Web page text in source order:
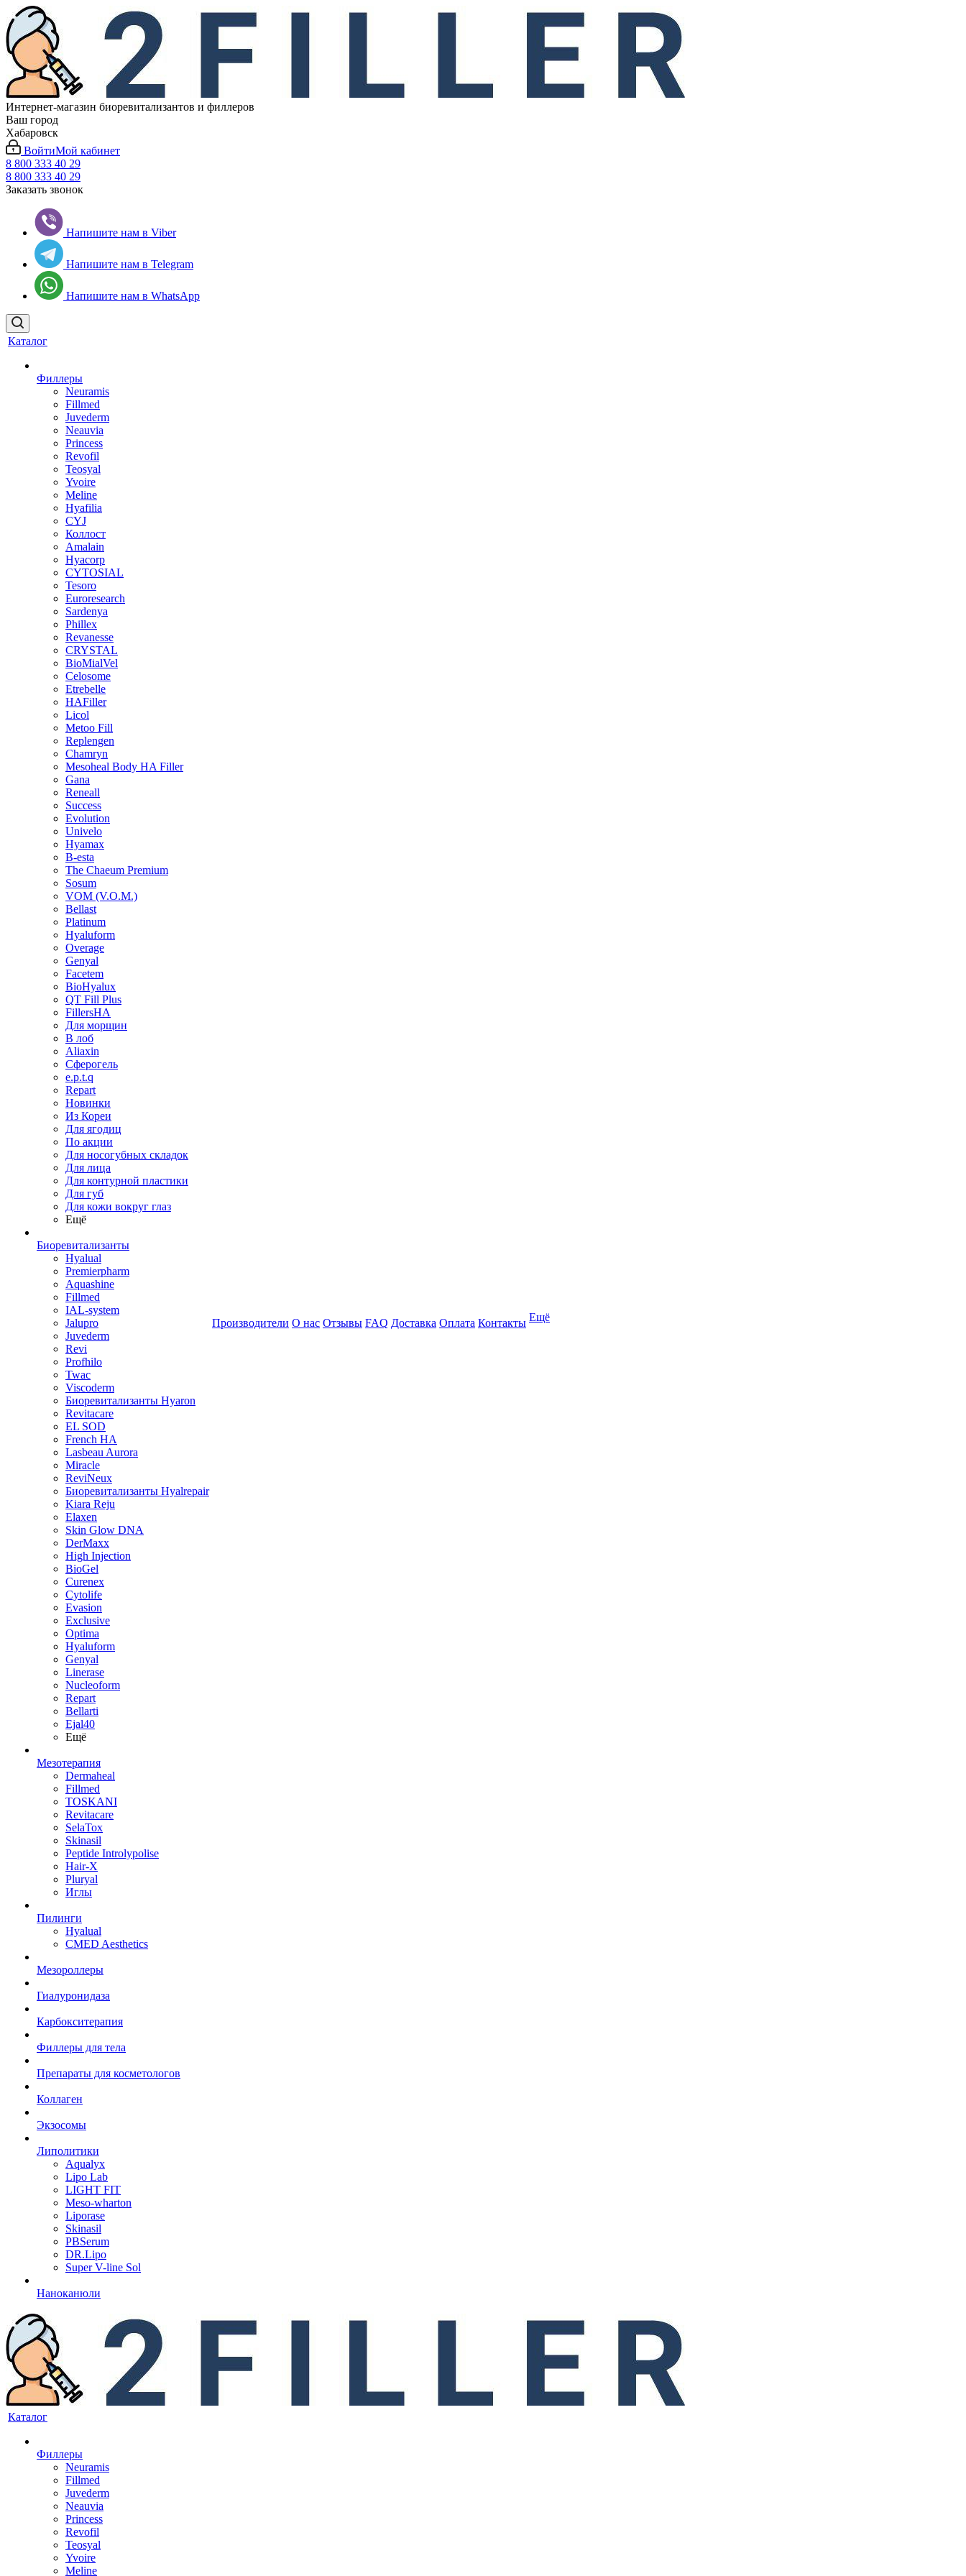
Интернет-магазин биоревитализантов и филлеров
Ваш город
Хабаровск
ВойтиМой кабинет
8 800 333 40 29
8 800 333 40 29
Заказать звонок
Напишите нам в Viber
Напишите нам в Telegram
Напишите нам в WhatsApp
Каталог
Филлеры
Neuramis
Fillmed
Juvederm
Neauvia
Princess
Revofil
Teosyal
Yvoire
Meline
Hyafilia
CYJ
Коллост
Amalain
Hyacorp
CYTOSIAL
Tesoro
Euroresearch
Sardenya
Phillex
Revanesse
CRYSTAL
BioMialVel
Celosome
Etrebelle
HAFiller
Licol
Metoo Fill
Replengen
Chamryn
Mesoheal Body HA Filler
Gana
Reneall
Success
Evolution
Univelo
Hyamax
B-esta
The Chaeum Premium
Sosum
VOM (V.O.M.)
Bellast
Platinum
Hyaluform
Overage
Genyal
Facetem
BioHyalux
QT Fill Plus
FillersHA
Для морщин
В лоб
Aliaxin
Сферогель
e.p.t.q
Repart
Новинки
Из Кореи
Для ягодиц
По акции
Для носогубных складок
Для лица
Для контурной пластики
Для губ
Для кожи вокруг глаз
Ещё
Биоревитализанты
Hyalual
Premierpharm
Aquashine
Fillmed
IAL-system
Jalupro
Juvederm
Revi
Profhilo
Twac
Viscoderm
Биоревитализанты Hyaron
Revitacare
EL SOD
French HA
Lasbeau Aurora
Miracle
ReviNeux
Биоревитализанты Hyalrepair
Kiara Reju
Elaxen
Skin Glow DNA
DerMaxx
High Injection
BioGel
Curenex
Cytolife
Evasion
Exclusive
Optima
Hyaluform
Genyal
Linerase
Nucleoform
Repart
Bellarti
Ejal40
Ещё
Мезотерапия
Dermaheal
Fillmed
TOSKANI
Revitacare
SelaTox
Skinasil
Peptide Introlypolise
Hair-X
Pluryal
Иглы
Пилинги
Hyalual
CMED Aesthetics
Мезороллеры
Гиалуронидаза
Карбокситерапия
Филлеры для тела
Препараты для косметологов
Коллаген
Экзосомы
Липолитики
Aqualyx
Lipo Lab
LIGHT FIT
Meso-wharton
Liporase
Skinasil
PBSerum
DR.Lipo
Super V-line Sol
Наноканюли
Производители О нас Отзывы FAQ Доставка Оплата Контакты Ещё
Каталог
Филлеры
Neuramis
Fillmed
Juvederm
Neauvia
Princess
Revofil
Teosyal
Yvoire
Meline